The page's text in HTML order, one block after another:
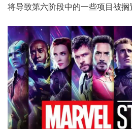
将导致第六阶段中的一些项目被搁